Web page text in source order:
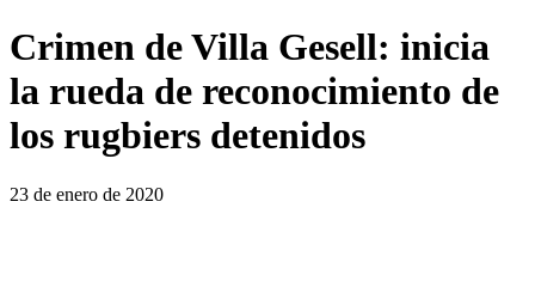
Crimen de Villa Gesell: inicia
la rueda de reconocimiento de
los rugbiers detenidos
23 de enero de 2020